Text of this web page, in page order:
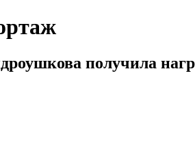
получила